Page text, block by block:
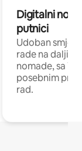
Digitalni
putnici
Udoban
rade na
nomade, sa
posebnim
rad.